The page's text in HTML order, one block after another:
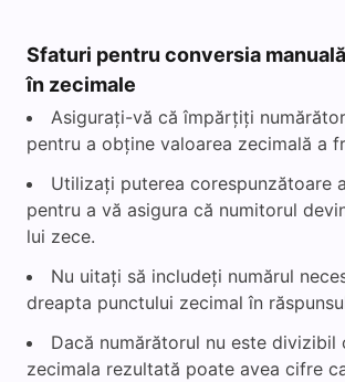
Sfaturi pentru conversia
în zecimale
Asigurați-vă că împărțiți
pentru a obține valoarea zecimală a
Utilizați puterea corespunzătoare
pentru a vă asigura că numitorul
lui zece.
Nu uitați să includeți numărul
dreapta punctului zecimal în
Dacă numărătorul nu este divizibil
zecimala rezultată poate avea cifre